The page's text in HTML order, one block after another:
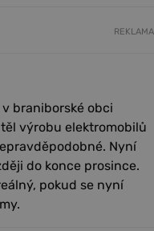
REKLAMA
braniborské obci
výrobu elektromobilů
Nyní
do konce prosince.
pokud se nyní